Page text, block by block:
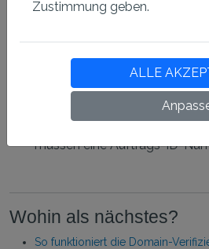
Warten Sie, bis die manuelle
Zertifizierungsstelle
das Problem zu
des Antrags zu besprechen.
befindet sich auf der Website
müssen eine Auftrags-ID-
Wohin als nächstes?
So funktioniert die Domain-
Zustimmung geben.
ALLE